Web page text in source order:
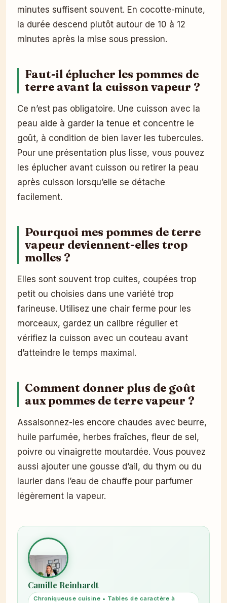
minutes suffisent souvent. En cocotte-minute,
la durée descend plutôt autour de 10 à 12
minutes après la mise sous pression.
Faut-il éplucher les pommes de
terre avant la cuisson vapeur ?
Ce n’est pas obligatoire. Une cuisson avec la
peau aide à garder la tenue et concentre le
goût, à condition de bien laver les tubercules.
Pour une présentation plus lisse, vous pouvez
les éplucher avant cuisson ou retirer la peau
après cuisson lorsqu’elle se détache
facilement.
Pourquoi mes pommes de terre
vapeur deviennent-elles trop
molles ?
Elles sont souvent trop cuites, coupées trop
petit ou choisies dans une variété trop
farineuse. Utilisez une chair ferme pour les
morceaux, gardez un calibre régulier et
vérifiez la cuisson avec un couteau avant
d’atteindre le temps maximal.
Comment donner plus de goût
aux pommes de terre vapeur ?
Assaisonnez-les encore chaudes avec beurre,
huile parfumée, herbes fraîches, fleur de sel,
poivre ou vinaigrette moutardée. Vous pouvez
aussi ajouter une gousse d’ail, du thym ou du
laurier dans l’eau de chauffe pour parfumer
légèrement la vapeur.
Camille Reinhardt
Chroniqueuse cuisine • Tables de caractère à